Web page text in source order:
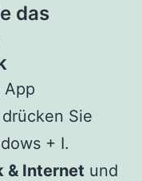
das
App
Sie
+ I.
& Internet und